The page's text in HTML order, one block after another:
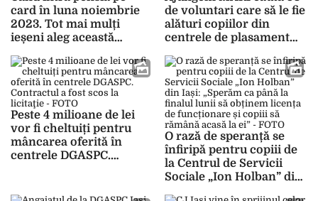
card în luna noiembrie
2023. Tot mai mulți
ieșeni aleg această
de voluntari care să le fie
alături copiilor din
centrele de plasament
Peste 4 milioane de lei
vor fi cheltuiți pentru
mâncarea oferită în
centrele DGASPC.
O rază de speranță se
înfiripă pentru copiii de
la Centrul de Servicii
Sociale „Ion Holban” din